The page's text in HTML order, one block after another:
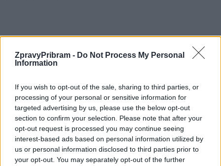
ZpravyPribram - Do Not Process My Personal
Information
If you wish to opt-out of the sale, sharing to third parties, or
processing of your personal or sensitive information for
targeted advertising by us, please use the below opt-out
section to confirm your selection. Please note that after your
opt-out request is processed you may continue seeing
interest-based ads based on personal information utilized by
us or personal information disclosed to third parties prior to
your opt-out. You may separately opt-out of the further
kahan
sníh
Technické služby města Příbram úklid ulice zima
Předchozí článek Následující článek